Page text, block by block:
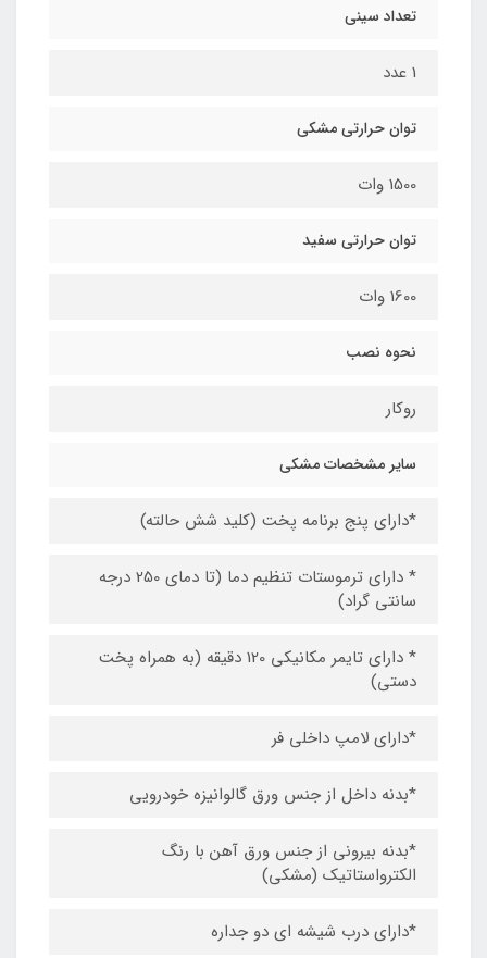
تعداد سینی
1 عدد
توان حرارتی مشکی
1500 وات
توان حرارتی سفید
1600 وات
نحوه نصب
روکار
سایر مشخصات مشکی
*دارای پنج برنامه پخت (کلید شش حالته)
* دارای ترموستات تنظیم دما (تا دمای 250 درجه
سانتی گراد)
* دارای تایمر مکانیکی 120 دقیقه (به همراه پخت
دستی)
*دارای لامپ داخلی فر
*بدنه داخل از جنس ورق گالوانیزه خودرویی
*بدنه بیرونی از جنس ورق آهن با رنگ
الکترواستاتیک (مشکی)
*دارای درب شیشه ای دو جداره